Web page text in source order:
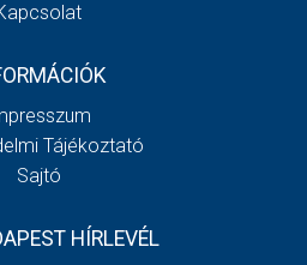
Tájékoztató
Sajtó
HÍRLEVÉL